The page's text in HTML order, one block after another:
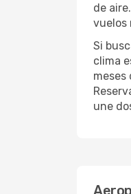
de
vuelos
Si
clima
une